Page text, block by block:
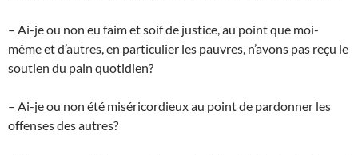
– Ai-je ou non eu faim et soif de justice, au point que moi-
même et d’autres, en particulier les pauvres, n’avons pas reçu le
soutien du pain quotidien?
– Ai-je ou non été miséricordieux au point de pardonner les
offenses des autres?